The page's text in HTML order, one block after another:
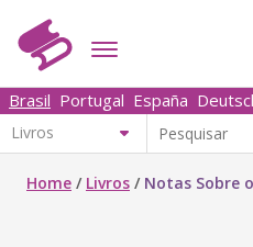
Brasil Portugal España
Home / Livros / Notas Sobre